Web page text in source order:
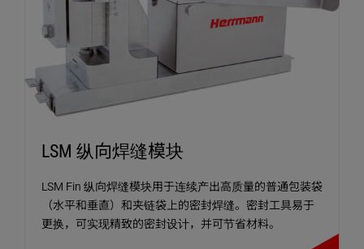
LSM 纵向焊缝模块
LSM Fin 纵向焊缝模块用于连续产出高质量的普通包装袋
（水平和垂直）和夹链袋上的密封焊缝。密封工具易于
更换，可实现精致的密封设计，并可节省材料。
LSM 纵向焊缝模